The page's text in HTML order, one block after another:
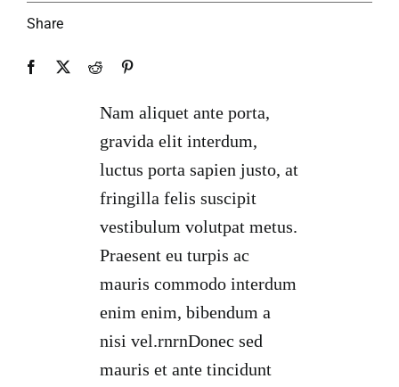
Share
Nam aliquet ante porta,
gravida elit interdum,
luctus porta sapien justo, at
fringilla felis suscipit
vestibulum volutpat metus.
Praesent eu turpis ac
mauris commodo interdum
enim enim, bibendum a
nisi vel.rnrnDonec sed
mauris et ante tincidunt